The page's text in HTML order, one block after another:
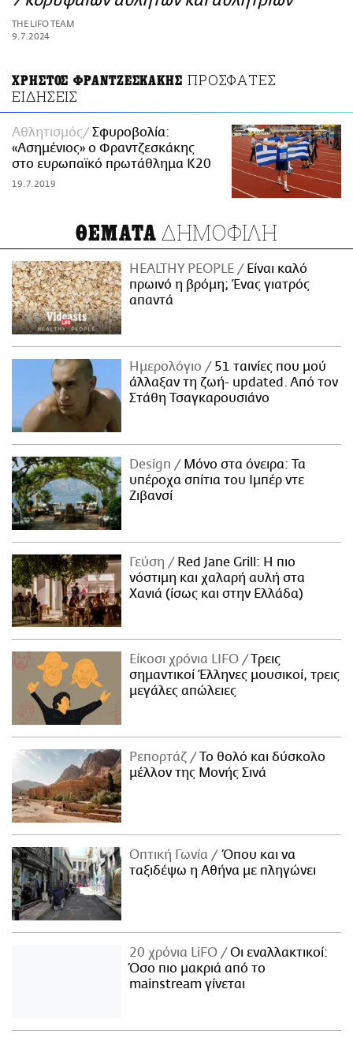
ΑΜΠΑ
PRINT
THE LIFO TEAM
9.7.2024
ΧΡΗΣΤΟΣ ΦΡΑΝΤΖΕΣΚΑΚΗΣ ΠΡΟΣΦΑΤΕΣ
ΕΙΔΗΣΕΙΣ
Αθλητισμός
Σφυροβολία:
«Ασημένιος» ο Φραντζεσκάκης
στο ευρωπαϊκό πρωτάθλημα Κ20
19.7.2019
ΘΕΜΑΤΑ ΔΗΜΟΦΙΛΗ
HEALTHY PEOPLE
Είναι καλό
πρωινό η βρόμη; Ένας γιατρός
απαντά
Ημερολόγιο
51 ταινίες που μού
άλλαξαν τη ζωή- updated. Aπό τον
Στάθη Τσαγκαρουσιάνο
Design
Μόνο στα όνειρα: Τα
υπέροχα σπίτια του Ιμπέρ ντε
Ζιβανσί
Γεύση
Red Jane Grill: Η πιο
νόστιμη και χαλαρή αυλή στα
Χανιά (ίσως και στην Ελλάδα)
Είκοσι χρόνια LIFO
Tρεις
σημαντικοί Έλληνες μουσικοί, τρεις
μεγάλες απώλειες
Ρεπορτάζ
Το θολό και δύσκολο
μέλλον της Μονής Σινά
Οπτική Γωνία
Όπου και να
ταξιδέψω η Αθήνα με πληγώνει
20 χρόνια LiFO
Οι εναλλακτικοί:
Όσο πιο μακριά από το
mainstream γίνεται